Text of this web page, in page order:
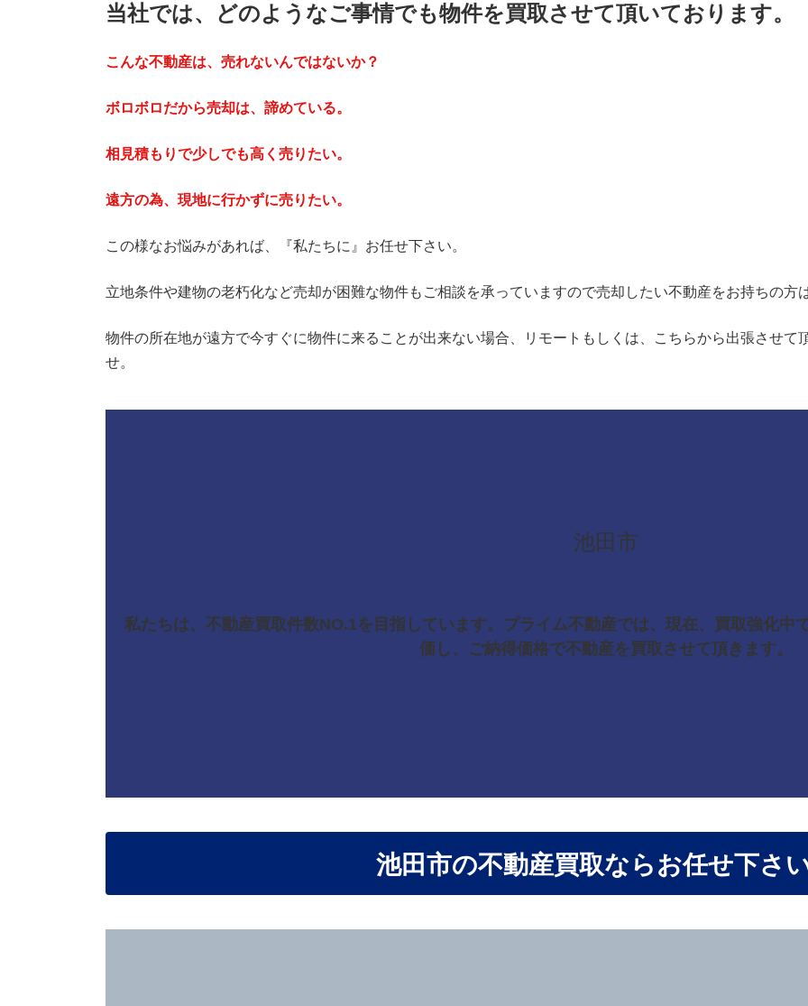
当社では、どのようなご事情でも物件を買取させて頂いております。
こんな不動産は、売れないんではないか？
ボロボロだから売却は、諦めている。
相見積もりで少しでも高く売りたい。
遠方の為、現地に行かずに売りたい。
この様なお悩みがあれば、『私たちに』お任せ下さい。
立地条件や建物の老朽化など売却が困難な物件もご相談を承っていますので売却したい不動産をお持ちの方
物件の所在地が遠方で今すぐに物件に来ることが出来ない場合、リモートもしくは、こちらから出張させて
せ。
池田市
私たちは、不動産買取件数NO.1を目指しています。プライム不動産では、現在、買取強化中
価し、ご納得価格で不動産を買取させて頂きます。
池田市の不動産買取ならお任せ下さ